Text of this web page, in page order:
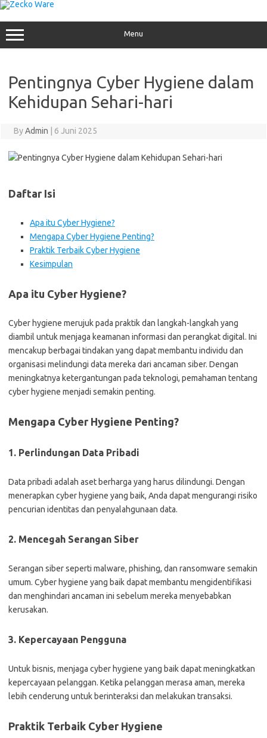
Skip
to
content
Menu
Pentingnya Cyber Hygiene dalam
Kehidupan Sehari-hari
ByAdmin 6 Juni 2025
Daftar Isi
Apa itu Cyber Hygiene?
Mengapa Cyber Hygiene Penting?
Praktik Terbaik Cyber Hygiene
Kesimpulan
Apa itu Cyber Hygiene?
Cyber hygiene merujuk pada praktik dan langkah-langkah yang
diambil untuk menjaga keamanan informasi dan perangkat digital. Ini
mencakup berbagai tindakan yang dapat membantu individu dan
organisasi melindungi data mereka dari ancaman siber. Dengan
meningkatnya ketergantungan pada teknologi, pemahaman tentang
cyber hygiene menjadi semakin penting.
Mengapa Cyber Hygiene Penting?
1. Perlindungan Data Pribadi
Data pribadi adalah aset berharga yang harus dilindungi. Dengan
menerapkan cyber hygiene yang baik, Anda dapat mengurangi risiko
pencurian identitas dan penyalahgunaan data.
2. Mencegah Serangan Siber
Serangan siber seperti malware, phishing, dan ransomware semakin
umum. Cyber hygiene yang baik dapat membantu mengidentifikasi
dan menghindari ancaman ini sebelum mereka menyebabkan
kerusakan.
3. Kepercayaan Pengguna
Untuk bisnis, menjaga cyber hygiene yang baik dapat meningkatkan
kepercayaan pelanggan. Ketika pelanggan merasa aman, mereka
lebih cenderung untuk berinteraksi dan melakukan transaksi.
Praktik Terbaik Cyber Hygiene